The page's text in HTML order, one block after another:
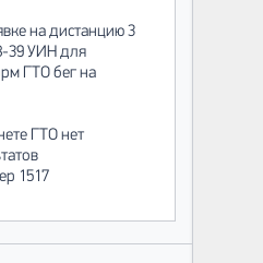
на дистанцию 3
39 УИН для
ГТО бег на
ГТО нет
1517